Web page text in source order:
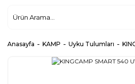
Anasayfa KAMP Uyku Tulumları